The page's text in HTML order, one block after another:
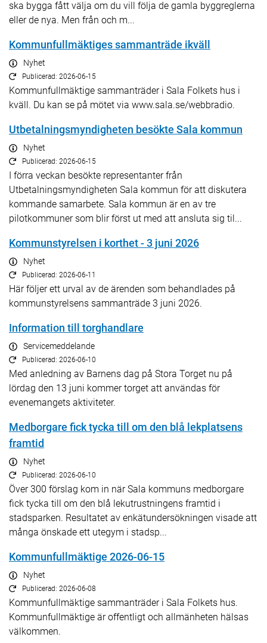
ska bygga fått välja om du vill följa de gamla byggreglerna
eller de nya. Men från och m...
Kommunfullmäktiges sammanträde ikväll
Nyhet
Publicerad: 2026-06-15
Kommunfullmäktige sammanträder i Sala Folkets hus i
kväll. Du kan se på mötet via www.sala.se/webbradio.
Utbetalningsmyndigheten besökte Sala kommun
Nyhet
Publicerad: 2026-06-15
I förra veckan besökte representanter från
Utbetalningsmyndigheten Sala kommun för att diskutera
kommande samarbete. Sala kommun är en av tre
pilotkommuner som blir först ut med att ansluta sig til...
Kommunstyrelsen i korthet - 3 juni 2026
Nyhet
Publicerad: 2026-06-11
Här följer ett urval av de ärenden som behandlades på
kommunstyrelsens sammanträde 3 juni 2026.
Information till torghandlare
Servicemeddelande
Publicerad: 2026-06-10
Med anledning av Barnens dag på Stora Torget nu på
lördag den 13 juni kommer torget att användas för
evenemangets aktiviteter.
Medborgare fick tycka till om den blå lekplatsens
framtid
Nyhet
Publicerad: 2026-06-10
Över 300 förslag kom in när Sala kommuns medborgare
fick tycka till om den blå lekutrustningens framtid i
stadsparken. Resultatet av enkätundersökningen visade att
många önskade ett utegym i stadsp...
Kommunfullmäktige 2026-06-15
Nyhet
Publicerad: 2026-06-08
Kommunfullmäktige sammanträder i Sala Folkets hus.
Kommunfullmäktige är offentligt och allmänheten hälsas
välkommen.